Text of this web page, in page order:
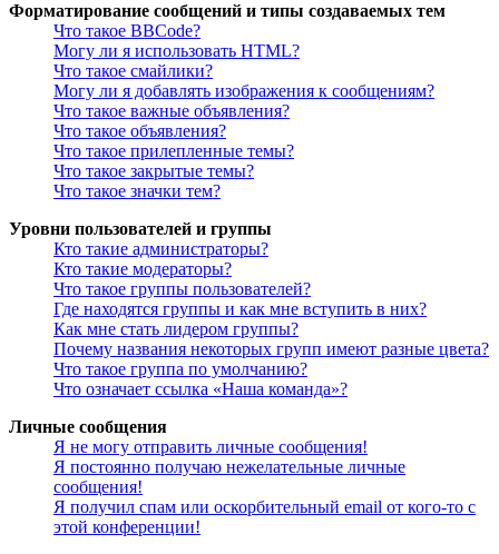
Форматирование сообщений и типы создаваемых тем
Что такое BBCode?
Могу ли я использовать HTML?
Что такое смайлики?
Могу ли я добавлять изображения к сообщениям?
Что такое важные объявления?
Что такое объявления?
Что такое прилепленные темы?
Что такое закрытые темы?
Что такое значки тем?
Уровни пользователей и группы
Кто такие администраторы?
Кто такие модераторы?
Что такое группы пользователей?
Где находятся группы и как мне вступить в них?
Как мне стать лидером группы?
Почему названия некоторых групп имеют разные цвета?
Что такое группа по умолчанию?
Что означает ссылка «Наша команда»?
Личные сообщения
Я не могу отправить личные сообщения!
Я постоянно получаю нежелательные личные
сообщения!
Я получил спам или оскорбительный email от кого-то с
этой конференции!